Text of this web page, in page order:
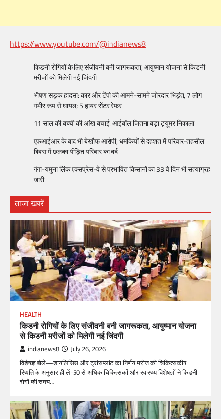
https://www.youtube.com/@indianews8
किडनी रोगियों के लिए संजीवनी बनी जागरूकता, आयुष्मान योजना से किडनी
मरीजों को मिलेगी नई जिंदगी
भीषण सड़क हादसा: कार और टेंपो की आमने-सामने जोरदार भिड़ंत, 7 लोग
गंभीर रूप से घायल; 5 हायर सेंटर रेफर​
11 साल की बच्ची की आंख बचाई, आईबॉल जितना बड़ा ट्यूमर निकाला
एफआईआर के बाद भी बेखौफ आरोपी, धमकियों से दहशत में परिवार-तहसील
दिवस में छलका पीड़ित परिवार का दर्द
गंगा-यमुना लिंक एक्सप्रेस-वे से प्रभावित किसानों का 33 वे दिन भी सत्याग्रह
जारी
ताजा खबरें
HEALTH
किडनी रोगियों के लिए संजीवनी बनी जागरूकता, आयुष्मान योजना
से किडनी मरीजों को मिलेगी नई जिंदगी
indianews8 July 26, 2026
विशेषज्ञ बोले—डायलिसिस और ट्रांसप्लांट का निर्णय मरीज की चिकित्सकीय
स्थिति के अनुसार ही लें-50 से अधिक चिकित्सकों और स्वास्थ्य विशेषज्ञों ने किडनी
रोगों की समय…